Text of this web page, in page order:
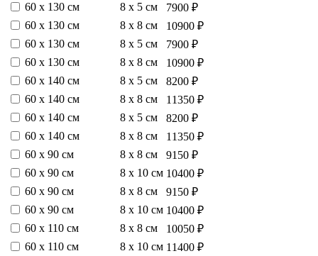
60 х 130 см
8 х 5 см
7900 ₽
60 х 130 см
8 х 8 см
10900 ₽
60 х 130 см
8 х 5 см
7900 ₽
60 х 130 см
8 х 8 см
10900 ₽
60 х 140 см
8 х 5 см
8200 ₽
60 х 140 см
8 х 8 см
11350 ₽
60 х 140 см
8 х 5 см
8200 ₽
60 х 140 см
8 х 8 см
11350 ₽
60 х 90 см
8 х 8 см
9150 ₽
60 х 90 см
8 х 10 см 10400 ₽
60 х 90 см
8 х 8 см
9150 ₽
60 х 90 см
8 х 10 см 10400 ₽
60 х 110 см
8 х 8 см
10050 ₽
60 х 110 см
8 х 10 см 11400 ₽